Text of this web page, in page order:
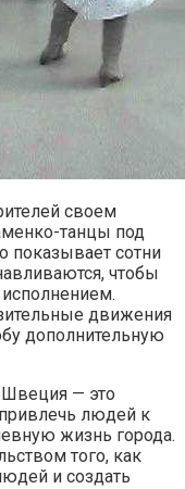
своем
танцы под
показывает сотни
чтобы
движения
дополнительную
Швеция — это
людей к
жизнь города.
того, как
и создать